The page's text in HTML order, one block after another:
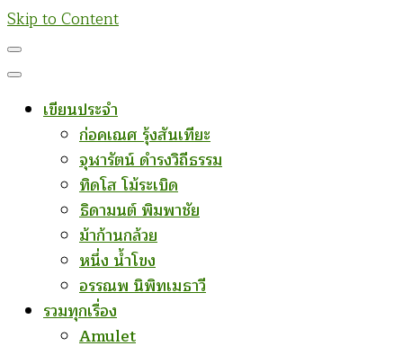
Skip to Content
เขียนประจำ
ก่อคเณศ รุ้งสันเทียะ
จุฬารัตน์ ดำรงวิถีธรรม
ทิดโส โม้ระเบิด
ธิดามนต์ พิมพาชัย
ม้าก้านกล้วย
หนึ่ง น้ำโขง
อรรณพ นิพิทเมธาวี
รวมทุกเรื่อง
Amulet